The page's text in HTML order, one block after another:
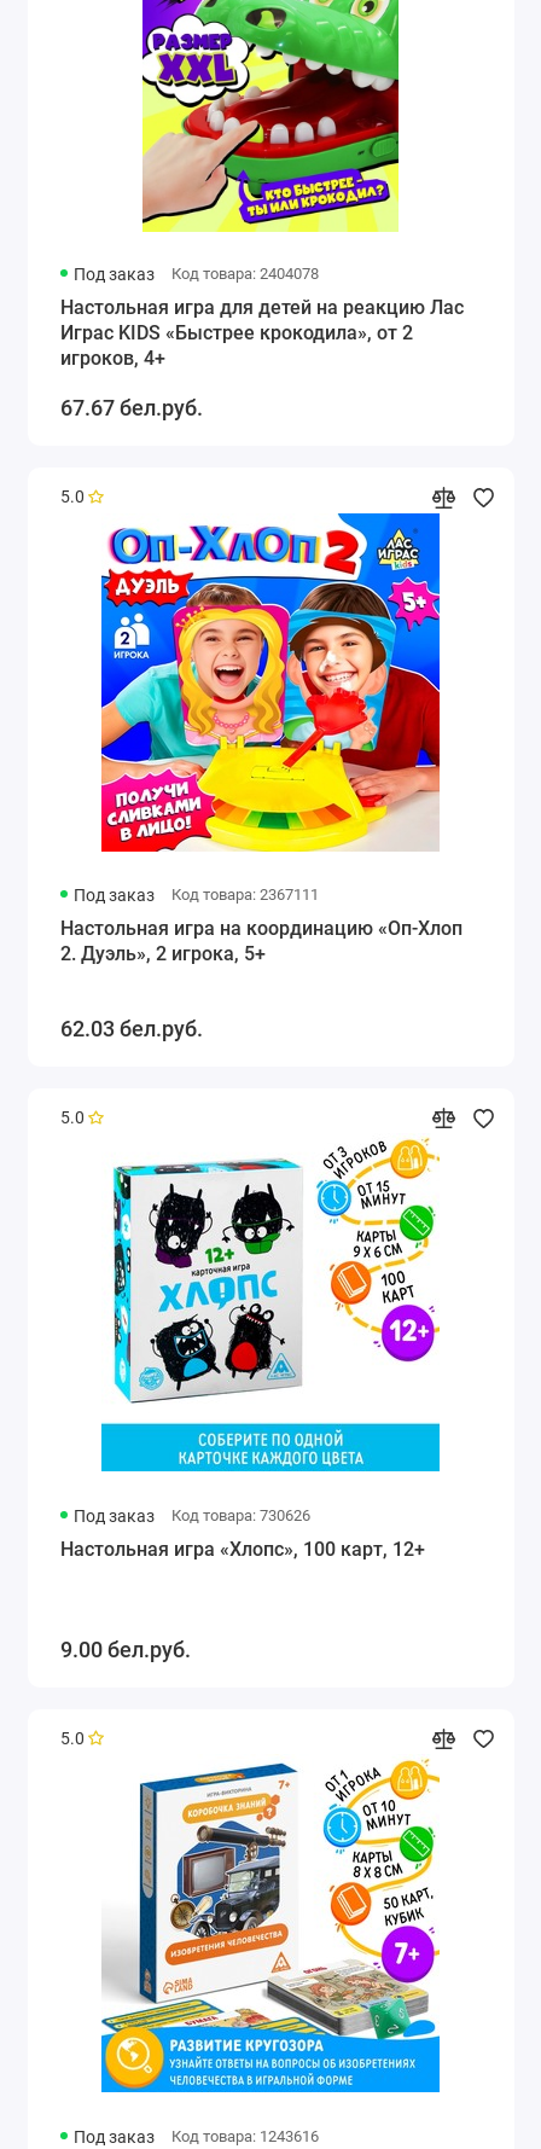
Под заказ Код товара: 2404078
Настольная игра для детей на реакцию Лас
Играс KIDS «Быстрее крокодила», от 2
игроков, 4+
67.67 бел.руб.
5.0
Под заказ Код товара: 2367111
Настольная игра на координацию «Оп-Хлоп
2. Дуэль», 2 игрока, 5+
62.03 бел.руб.
5.0
Под заказ Код товара: 730626
Настольная игра «Хлопс», 100 карт, 12+
9.00 бел.руб.
5.0
Под заказ Код товара: 1243616